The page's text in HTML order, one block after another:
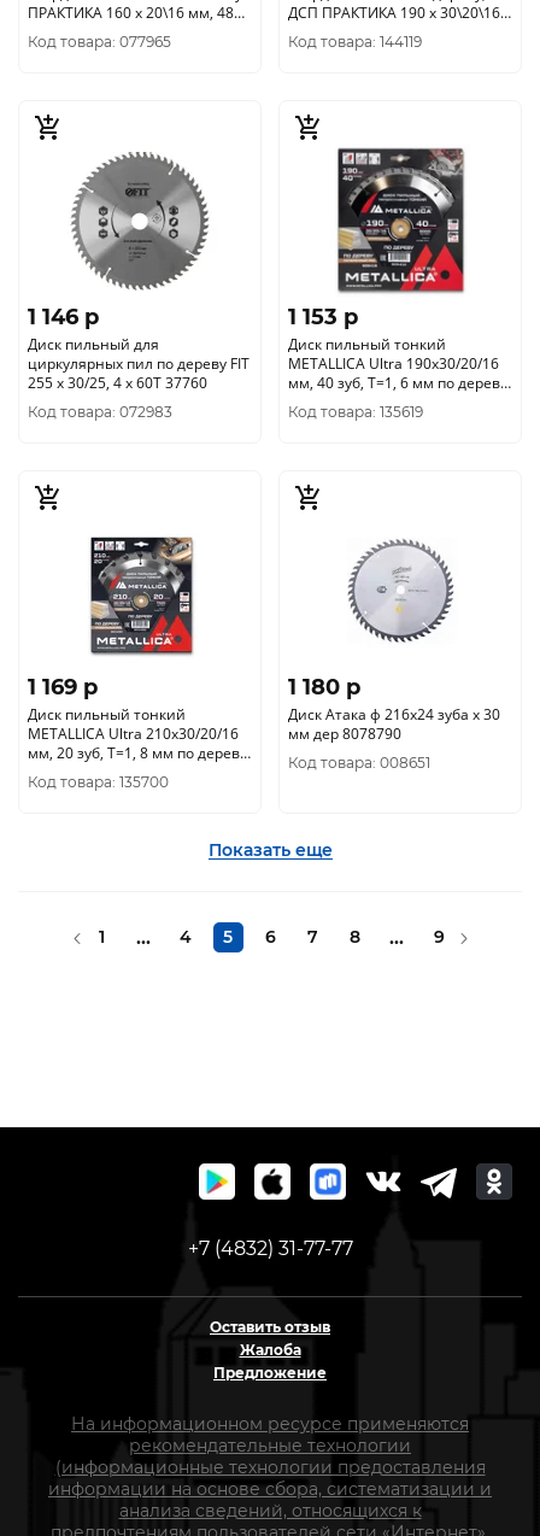
ПРАКТИКА 160 х 20\16 мм, 48
зубов 031-174
Код товара: 077965
ДСП ПРАКТИКА 190 х 30\20\16
мм, ТОНКИЙ, 40 зубьев (921-
930)
Код товара: 144119
1 146 p
Диск пильный для
циркулярных пил по дереву FIT
255 х 30/25, 4 х 60T 37760
Код товара: 072983
1 153 p
Диск пильный тонкий
METALLICA Ultra 190x30/20/16
мм, 40 зуб, Т=1, 6 мм по дереву
поперечн., 909416
Код товара: 135619
1 169 p
Диск пильный тонкий
METALLICA Ultra 210x30/20/16
мм, 20 зуб, Т=1, 8 мм по дереву
продольн., 903490
Код товара: 135700
1 180 p
Диск Атака ф 216х24 зуба х 30
мм дер 8078790
Код товара: 008651
Показать еще
1 ... 4 5 6 7 8 ... 9
+7 (4832) 31-77-77
Оставить отзыв
Жалоба
Предложение
На информационном ресурсе применяются
рекомендательные технологии
(информационные технологии предоставления
информации на основе сбора, систематизации и
анализа сведений, относящихся к